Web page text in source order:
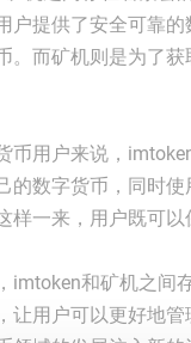
户提供了安全可靠
。而矿机则是为了
币用户来说，
的数字货币，同时
样一来，用户既可以
imtoken和矿机之间
让用户可以更好地